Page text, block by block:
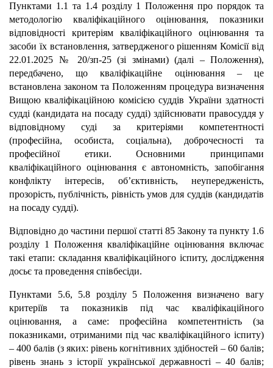
Пунктами 1.1 та 1.4 розділу 1 Положення про порядок та
методологію кваліфікаційного оцінювання, показники
відповідності критеріям кваліфікаційного оцінювання та
засоби їх встановлення, затвердженого рішенням Комісії від
22.01.2025 № 20/зп-25 (зі змінами) (далі – Положення),
передбачено, що кваліфікаційне оцінювання – це
встановлена законом та Положенням процедура визначення
Вищою кваліфікаційною комісією суддів України здатності
судді (кандидата на посаду судді) здійснювати правосуддя у
відповідному суді за критеріями компетентності
(професійна, особиста, соціальна), доброчесності та
професійної етики. Основними принципами
кваліфікаційного оцінювання є автономність, запобігання
конфлікту інтересів, об’єктивність, неупередженість,
прозорість, публічність, рівність умов для суддів (кандидатів
на посаду судді).
Відповідно до частини першої статті 85 Закону та пункту 1.6
розділу 1 Положення кваліфікаційне оцінювання включає
такі етапи: складання кваліфікаційного іспиту, дослідження
досьє та проведення співбесіди.
Пунктами 5.6, 5.8 розділу 5 Положення визначено вагу
критеріїв та показників під час кваліфікаційного
оцінювання, а саме: професійна компетентність (за
показниками, отриманими під час кваліфікаційного іспиту)
– 400 балів (з яких: рівень когнітивних здібностей – 60 балів;
рівень знань з історії української державності – 40 балів;